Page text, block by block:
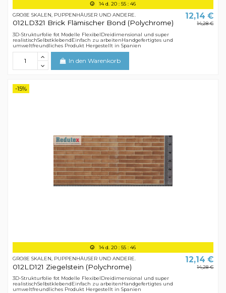
14d. 20 :55 :45
GROßE SKALEN, PUPPENHÄUSER UND ANDERE.
012LD321 Brick Flämischer Bond (Polychrome)
12,14 €
14,28 €
3D-Strukturfolie fot Modelle FlexibelDreidimensional und super
realistischSelbstklebendEinfach zu arbeitenHandgefertigtes und
umweltfreundliches Produkt Hergestellt in Spanien
In den Warenkorb
-15%
14d. 20 :55 :45
GROßE SKALEN, PUPPENHÄUSER UND ANDERE.
012LD121 Ziegelstein (Polychrome)
12,14 €
14,28 €
3D-Strukturfolie fot Modelle FlexibelDreidimensional und super
realistischSelbstklebendEinfach zu arbeitenHandgefertigtes und
umweltfreundliches Produkt Hergestellt in Spanien